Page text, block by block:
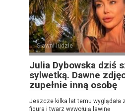
Sławni ludzie
Julia Dybowska dziś
sylwetką. Dawne
zupełnie inną osobę
Jeszcze kilka lat temu wyglądała
figura i twarz wywołują lawinę